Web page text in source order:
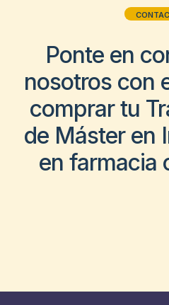
Ponte en
nosotros con
comprar tu
de Máster en
en farmacia